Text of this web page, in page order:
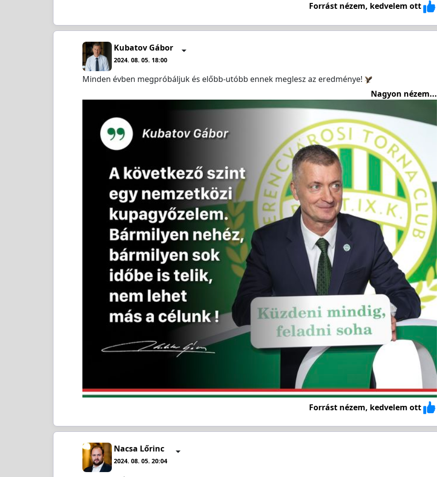
Forrást nézem, kedvelem ott
Kubatov Gábor
2024. 08. 05. 18:00
Minden évben megpróbáljuk és előbb-utóbb ennek meglesz az eredménye!
Nagyon nézem...
Forrást nézem, kedvelem ott
Nacsa Lőrinc
2024. 08. 05. 20:04